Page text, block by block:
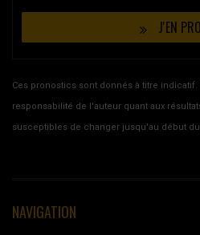
J'EN
Ces pronostics sont donnés à titre
responsabilité de l'auteur quant aux
susceptibles de changer jusqu'au début
NAVIGATION